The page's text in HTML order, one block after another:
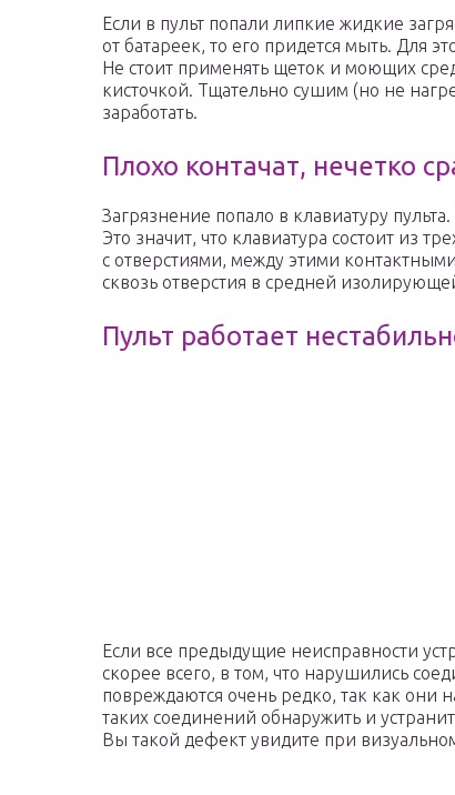
Если в пульт попали липкие жидкие
от батареек, то его придется мыть. Для
Не стоит применять щеток и моющих
кисточкой. Тщательно сушим (но не
заработать.
Плохо контачат, нечетко
Загрязнение попало в клавиатуру
Это значит, что клавиатура состоит из
с отверстиями, между этими
сквозь отверстия в средней
Пульт работает
Если все предыдущие неисправности
скорее всего, в том, что нарушились
повреждаются очень редко, так как они
таких соединений обнаружить и
Вы такой дефект увидите при